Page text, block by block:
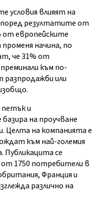
условия влияят на
резултатите от
от европейските
начина, по
че 31% от
към по-
разпродажби или
петък и
базира на проучване
Целта на компанията е
към най-големия
се
от 1750 потребители в
Франция и
различно на